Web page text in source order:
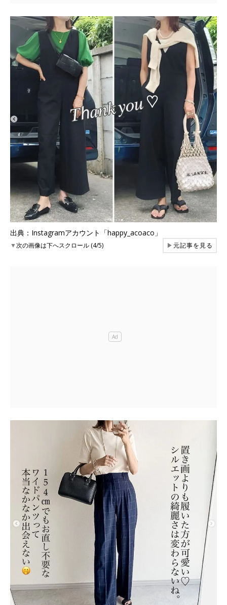
出典：Instagramアカウント「happy_acoaco」
▼次の画像は下へスクロール (4/5) ▶元記事を見る